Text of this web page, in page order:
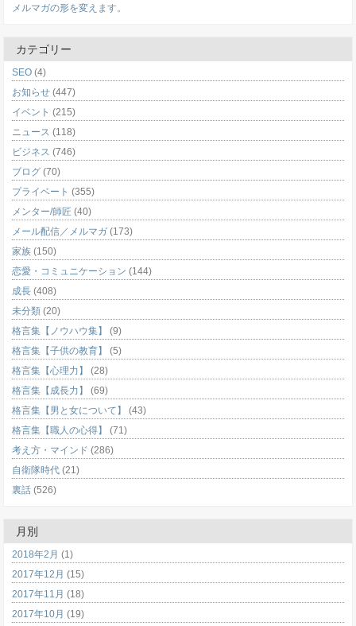
メルマガの形を変えます。
カテゴリー
SEO (4)
お知らせ (447)
イベント (215)
ニュース (118)
ビジネス (746)
ブログ (70)
プライベート (355)
メンター/師匠 (40)
メール配信／メルマガ (173)
家族 (150)
恋愛・コミュニケーション (144)
成長 (408)
未分類 (20)
格言集【ノウハウ集】
(9)
格言集【子供の教育】
(5)
格言集【心理力】
(28)
格言集【成長力】
(69)
格言集【男と女について】
(43)
格言集【職人の心得】
(71)
考え方・マインド (286)
自衛隊時代 (21)
裏話 (526)
月別
2018年2月 (1)
2017年12月 (15)
2017年11月 (18)
2017年10月 (19)